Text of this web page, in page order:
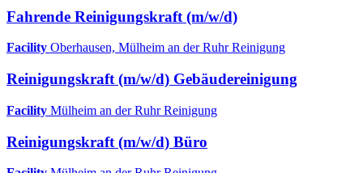
Fahrende Reinigungskraft (m/w/d)
Facility Oberhausen, Mülheim an der RuhrReinigung
Reinigungskraft (m/w/d) Gebäudereinigung
Facility Mülheim an der RuhrReinigung
Reinigungskraft (m/w/d) Büro